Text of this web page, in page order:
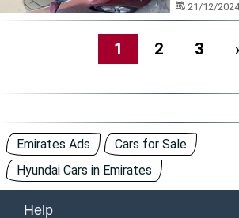
21/12/
1 2 3
Emirates Ads
Cars for Sale
Hyundai Cars in Emirates
Help